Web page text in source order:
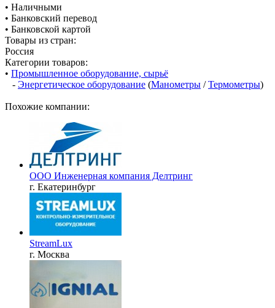
• Наличными
• Банковский перевод
• Банковской картой
Товары из стран:
Россия
Категории товаров:
• Промышленное оборудование, сырьё
- Энергетическое оборудование (Манометры /Термометры)
Похожие компании:
ООО Инженерная компания Делтринг
г. Екатеринбург
StreamLux
г. Москва